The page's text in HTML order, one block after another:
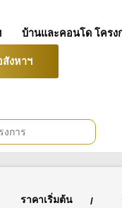
บ้านและคอนโด โครง
สังหาฯ
ราคาเริ่มต้น /